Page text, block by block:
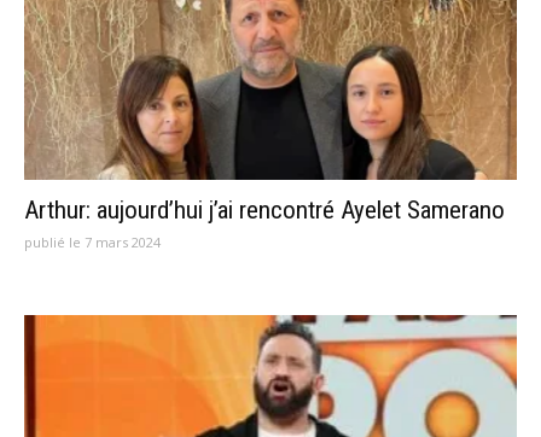
Arthur: aujourd’hui j’ai rencontré Ayelet Samerano
publié le 7 mars 2024